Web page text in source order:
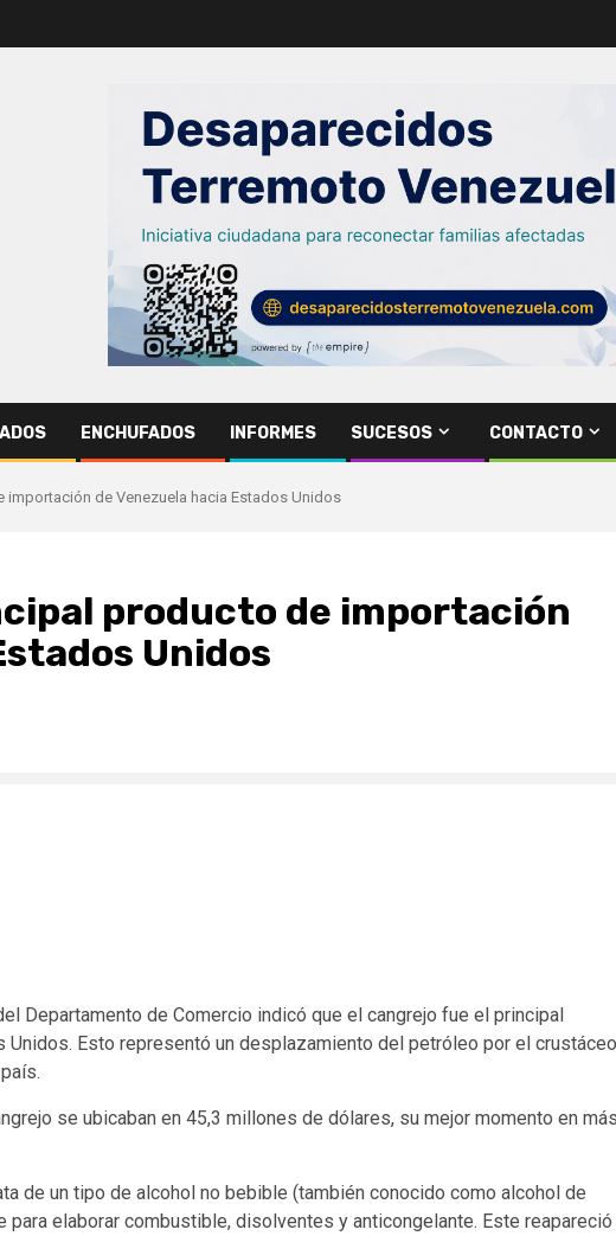
ENCHUFADOS INFORMES SUCESOS CONTACTO
de Venezuela hacia Estados Unidos
producto de importación
Unidos
Departamento de Comercio indicó que el cangrejo fue el principal
Esto representó un desplazamiento del petróleo por el crustáceo
se ubicaban en 45,3 millones de dólares, su mejor momento en
de un tipo de alcohol no bebible (también conocido como alcohol de
para elaborar combustible, disolventes y anticongelante. Este reapareció